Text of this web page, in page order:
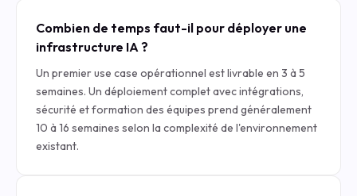
Combien de temps faut-il pour déployer une
infrastructure IA ?
Un premier use case opérationnel est livrable en 3 à 5
semaines. Un déploiement complet avec intégrations,
sécurité et formation des équipes prend généralement
10 à 16 semaines selon la complexité de l'environnement
existant.